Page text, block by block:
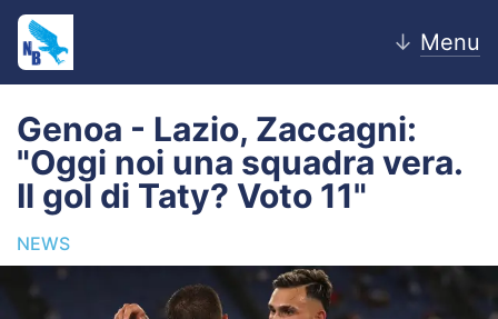
↓ Menu
Home
News
Genoa - Lazio, Zaccagni:
"Oggi noi una squadra vera.
Il gol di Taty? Voto 11"
NEWS